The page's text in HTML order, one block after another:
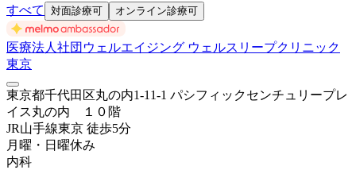
すべて
対面診療可 オンライン診療可
医療法人社団ウェルエイジング ウェルスリープクリニック
東京
東京都千代田区丸の内1-11-1 パシフィックセンチュリープレ
イス丸の内 １０階
JR山手線東京 徒歩5分
月曜・日曜休み
内科